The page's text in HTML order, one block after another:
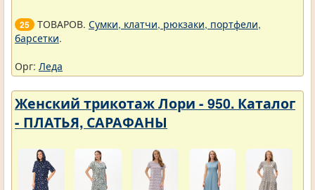
25 ТОВАРОВ. Сумки, клатчи, рюкзаки, портфели,
барсетки.
Орг: Леда
Женский трикотаж Лори - 950. Каталог
- ПЛАТЬЯ, САРАФАНЫ